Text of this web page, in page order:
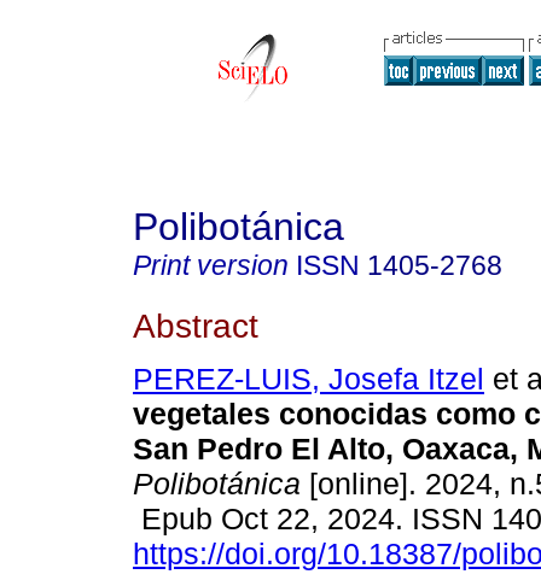
Polibotánica
Print version ISSN 1405-2768
Abstract
PEREZ-LUIS, Josefa Itzel et
vegetales conocidas como
San Pedro El Alto, Oaxaca,
Polibotánica [online]. 2024,
Epub Oct 22, 2024. ISSN
https://doi.org/10.18387/